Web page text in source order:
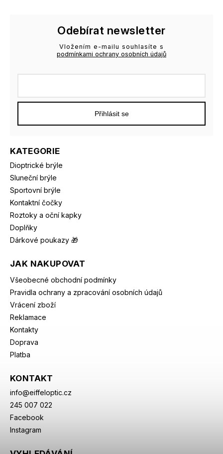
KATEGORIE
Dioptrické brýle
Sluneční brýle
Sportovní brýle
Kontaktní čočky
Roztoky a oční kapky
Doplňky
Dárkové poukazy 🎁
JAK NAKUPOVAT
Všeobecné obchodní podmínky
Pravidla ochrany a zpracování osobních údajů
Vrácení zboží
Reklamace
Kontakty
Doprava
Platba
KONTAKT
info@eiffeloptic.cz
245 007 022
Facebook
Instagram
Odebírat newsletter
Vložením e-mailu souhlasíte s
podmínkami ochrany osobních údajů
Přihlásit se